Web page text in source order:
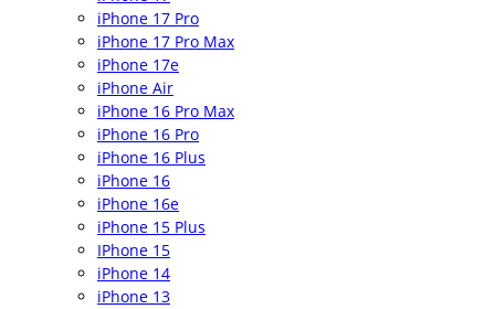
iPhone 17 Pro
iPhone 17 Pro Max
iPhone 17e
iPhone Air
iPhone 16 Pro Max
iPhone 16 Pro
iPhone 16 Plus
iPhone 16
iPhone 16e
iPhone 15 Plus
IPhone 15
iPhone 14
iPhone 13